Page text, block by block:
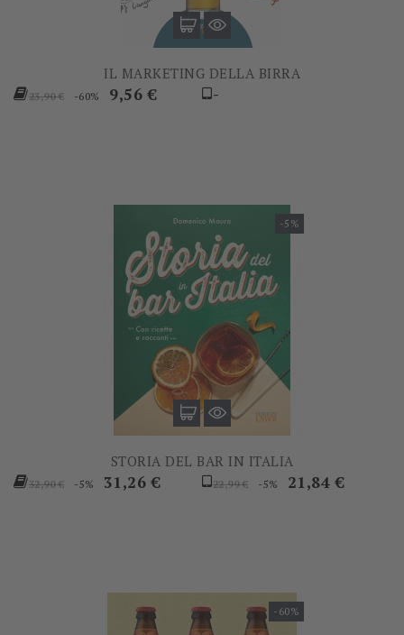
IL MARKETING DELLA BIRRA
Prezzo
23,90 € -60% Prezzo
9,56 € -
-5%
STORIA DEL BAR IN ITALIA
Prezzo
32,90 € -5% Prezzo
31,26 €
Prezzo
22,99 € -5% Prezzo
21,84 €
-60%